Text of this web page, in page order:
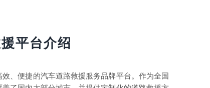
平台介绍
、便捷的汽车道路救援服务品牌平台。作为全国